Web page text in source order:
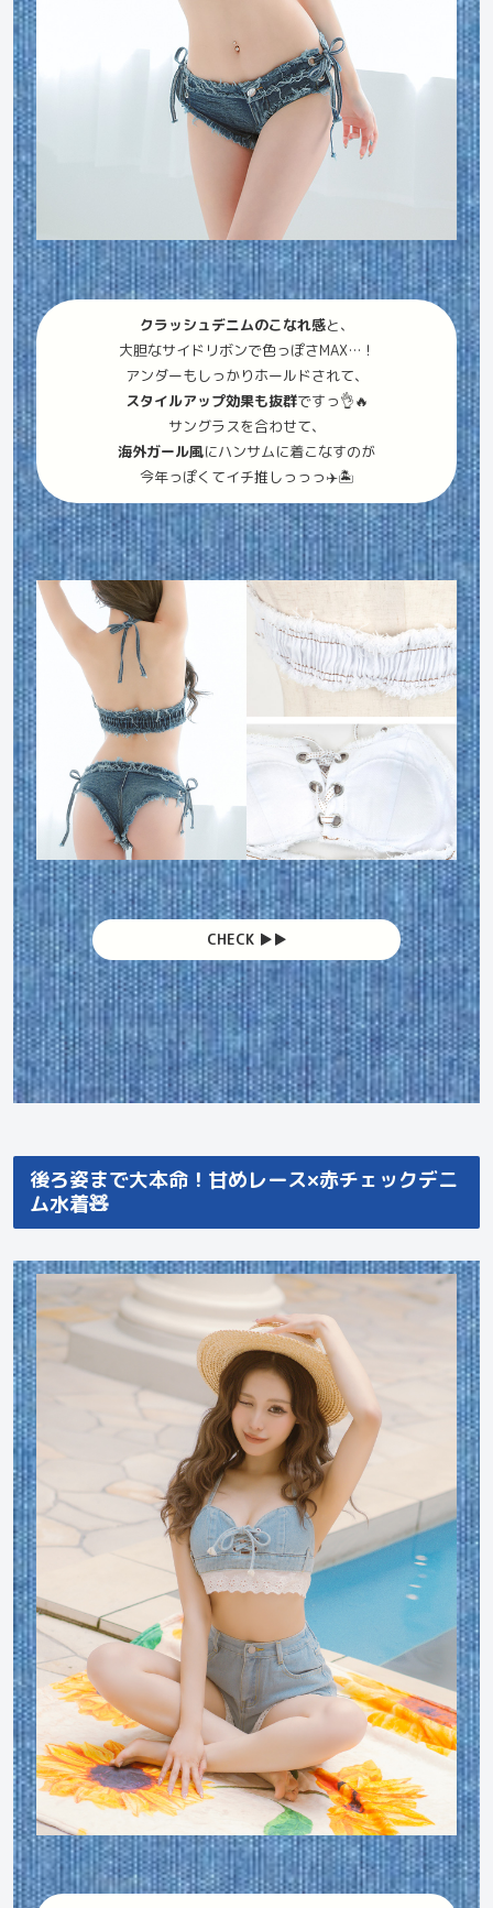
クラッシュデニムのこなれ感と、
大胆なサイドリボンで色っぽさMAX…！
アンダーもしっかりホールドされて、
スタイルアップ効果も抜群ですっ👌🔥
サングラスを合わせて、
海外ガール風にハンサムに着こなすのが
今年っぽくてイチ推しっっっ✈️🏝️
CHECK ▶︎▶︎
後ろ姿まで大本命！甘めレース×赤チェックデニ
ム水着🧸